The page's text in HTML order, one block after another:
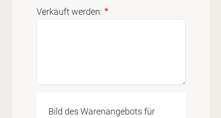
Verkauft werden:
Bild des Warenangebots für